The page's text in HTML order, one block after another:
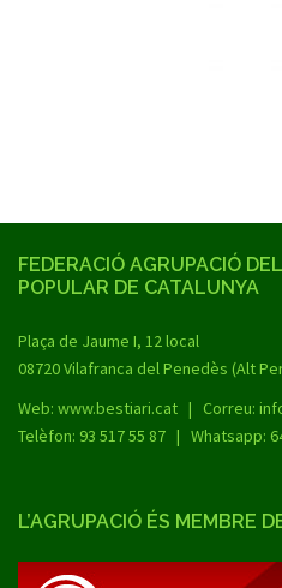
FEDERACIÓ AGRUPACIÓ
POPULAR DE CATALUNYA
Plaça de Jaume I, 12 local
08720 Vilafranca del Penedès (Alt
Web: www.bestiari.cat | Correu:
Telèfon: 93 517 55 87 | Whatsapp:
L’AGRUPACIÓ ÉS MEMBRE